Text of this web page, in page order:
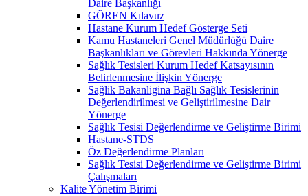
Daire Başkanlığı
GÖREN Kılavuz
Hastane Kurum Hedef Gösterge Seti
Kamu Hastaneleri Genel Müdürlüğü Daire
Başkanlıkları ve Görevleri Hakkında Yönerge
Sağlık Tesisleri Kurum Hedef Katsayısının
Belirlenmesine İlişkin Yönerge
Sağlik Bakanligina Bağlı Sağlık Tesislerinin
Değerlendirilmesi ve Geliştirilmesine Dair
Yönerge
Sağlık Tesisi Değerlendirme ve Geliştirme Birimi
Hastane-STDS
Öz Değerlendirme Planları
Sağlık Tesisi Değerlendirme ve Geliştirme Birimi
Çalışmaları
Kalite Yönetim Birimi